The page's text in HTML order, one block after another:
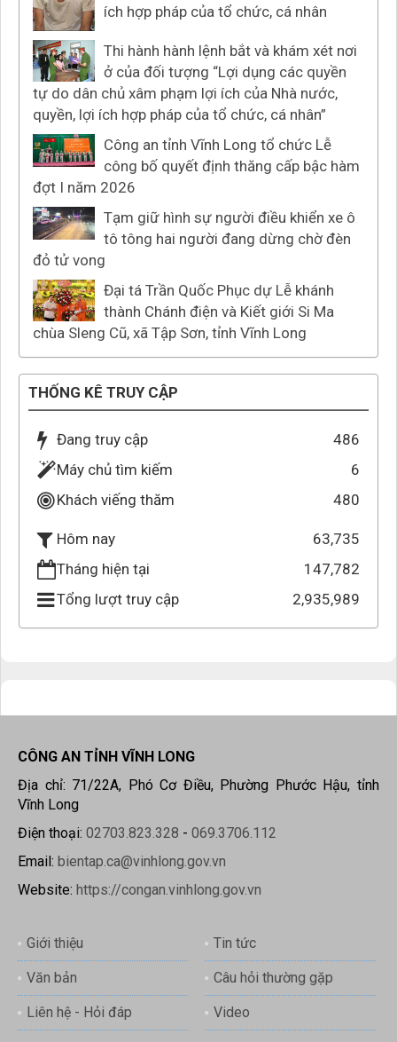
ích hợp pháp của tổ chức, cá nhân
Thi hành hành lệnh bắt và khám xét nơi
ở của đối tượng “Lợi dụng các quyền
tự do dân chủ xâm phạm lợi ích của Nhà nước,
quyền, lợi ích hợp pháp của tổ chức, cá nhân”
Công an tỉnh Vĩnh Long tổ chức Lễ
công bố quyết định thăng cấp bậc hàm
đợt I năm 2026
Tạm giữ hình sự người điều khiển xe ô
tô tông hai người đang dừng chờ đèn
đỏ tử vong
Đại tá Trần Quốc Phục dự Lễ khánh
thành Chánh điện và Kiết giới Si Ma
chùa Sleng Cũ, xã Tập Sơn, tỉnh Vĩnh Long
THỐNG KÊ TRUY CẬP
Đang truy cập
486
Máy chủ tìm kiếm
6
Khách viếng thăm
480
Hôm nay
63,735
Tháng hiện tại
147,782
Tổng lượt truy cập
2,935,989
CÔNG AN TỈNH VĨNH LONG
Địa chỉ: 71/22A, Phó Cơ Điều, Phường Phước Hậu, tỉnh
Vĩnh Long
Điện thoại: 02703.823.328 - 069.3706.112
Email: bientap.ca@vinhlong.gov.vn
Website: https://congan.vinhlong.gov.vn
Giới thiệu Tin tức
Văn bản Câu hỏi thường gặp
Liên hệ - Hỏi đáp Video